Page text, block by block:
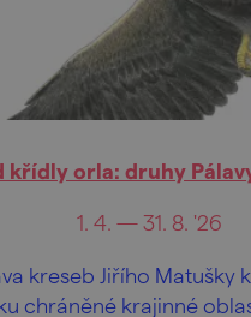
křídly orla: druhy
1. 4. — 31. 8. '26
kreseb Jiřího Matušky
chráněné krajinné